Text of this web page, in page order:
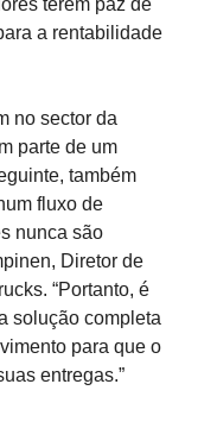
terem paz de
a rentabilidade
no sector da
parte de um
também
fluxo de
nunca são
Diretor de
“Portanto, é
solução completa
para que o
entregas.”